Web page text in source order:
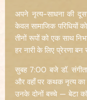
अपने नृत्य-साधना की
केवल सामाजिक परिधियों
तीनों रूपों को एक साथ
हर नारी के लिए प्रेरणा
सुबह 7:00 बजे डॉ. संगीता
और वहाँ पर कथक नृत्य का
उनके दोनों बच्चे — बेटा